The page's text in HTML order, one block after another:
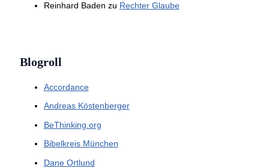
Reinhard Baden zu Rechter Glaube
Blogroll
Accordance
Andreas Köstenberger
BeThinking.org
Bibelkreis München
Dane Ortlund